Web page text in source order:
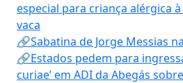
especial para criança alérgica
vaca
🔗Sabatina de Jorge Messias
🔗Estados pedem para
curiae’ em ADI da Abegás